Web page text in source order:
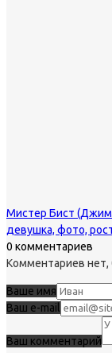
Мистер Бист
девушка, фото,
0 комментариев
Комментариев нет,
Ваше имя
Ваш e-mail
Ваш комментарий